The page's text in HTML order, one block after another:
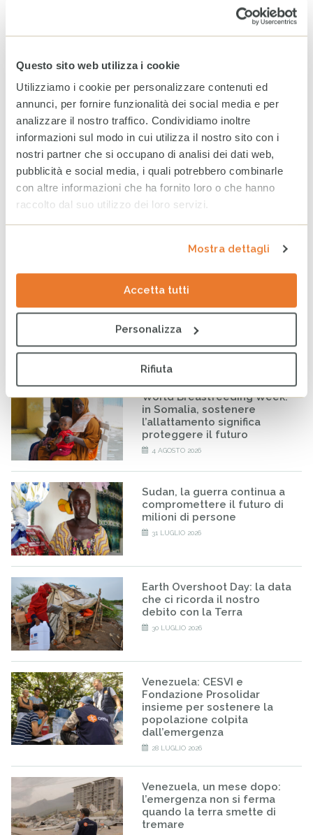
Questo sito web utilizza i cookie
Utilizziamo i cookie per personalizzare contenuti ed
annunci, per fornire funzionalità dei social media e per
analizzare il nostro traffico. Condividiamo inoltre
informazioni sul modo in cui utilizza il nostro sito con i
nostri partner che si occupano di analisi dei dati web,
pubblicità e social media, i quali potrebbero combinarle
con altre informazioni che ha fornito loro o che hanno
raccolto dal suo utilizzo dei loro servizi.
Mostra dettagli
Accetta tutti
Personalizza
Rifiuta
Notizie
Tag
SOLIDARIETÀ PARTECIPAZIONE DONO
VOLONTARIATO
ULTIMI ARTICOLI
Venezuela: al fianco delle
dal campo direttamente sul
tuo telefono
World Breastfeeding Week:
in Somalia, sostenere
l’allattamento significa
proteggere il futuro
4 AGOSTO 2026
Sudan, la guerra continua a
compromettere il futuro di
milioni di persone
31 LUGLIO 2026
Earth Overshoot Day: la data
che ci ricorda il nostro
debito con la Terra
30 LUGLIO 2026
Venezuela: CESVI e
Fondazione Prosolidar
insieme per sostenere la
popolazione colpita
dall’emergenza
28 LUGLIO 2026
Venezuela, un mese dopo:
l’emergenza non si ferma
quando la terra smette di
tremare